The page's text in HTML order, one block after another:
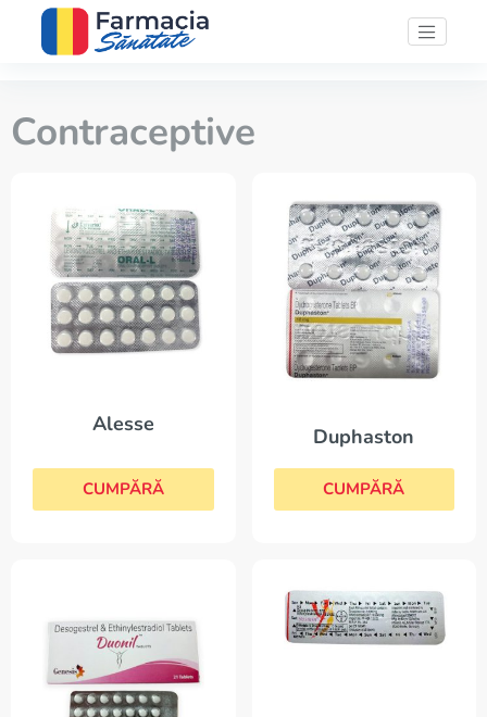
Contraceptive
Alesse
CUMPĂRĂ
Duphaston
CUMPĂRĂ